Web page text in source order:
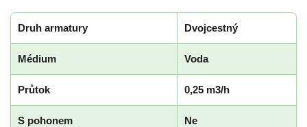
Druh armatury Dvojcestný
Médium Voda
Průtok 0,25 m3/h
S pohonem Ne